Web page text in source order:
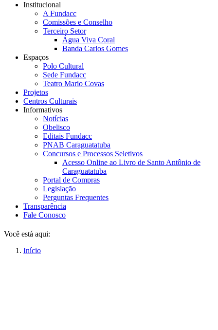
Institucional
A Fundacc
Comissões e Conselho
Terceiro Setor
Água Viva Coral
Banda Carlos Gomes
Espaços
Polo Cultural
Sede Fundacc
Teatro Mario Covas
Projetos
Centros Culturais
Informativos
Notícias
Obelisco
Editais Fundacc
PNAB Caraguatatuba
Concursos e Processos Seletivos
Acesso Online ao Livro de Santo Antônio de
Caraguatatuba
Portal de Compras
Legislação
Perguntas Frequentes
Transparência
Fale Conosco
Você está aqui:
Início